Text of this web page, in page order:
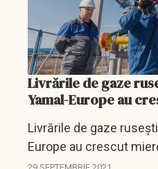
Livrările de gaze
Yamal-Europe au
Livrările de gaze
Europe au crescut
60%, conform datelor